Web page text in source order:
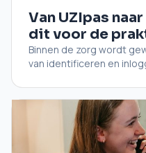
Van UZIpas
dit voor de
Binnen de zorg wordt
van identificeren en